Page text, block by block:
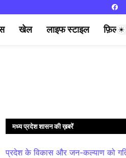
खेल लाइफ स्टाइल फ़िल्मी
मध्य प्रदेश शासन की ख़बरें
प्रदेश के विकास और जन-कल्याण को